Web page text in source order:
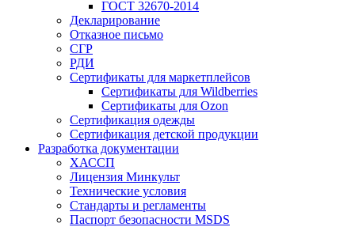
ГОСТ 32670-2014
Декларирование
Отказное письмо
СГР
РДИ
Сертификаты для маркетплейсов
Сертификаты для Wildberries
Сертификаты для Ozon
Сертификация одежды
Сертификация детской продукции
Разработка документации
ХАССП
Лицензия Минкульт
Технические условия
Стандарты и регламенты
Паспорт безопасности MSDS